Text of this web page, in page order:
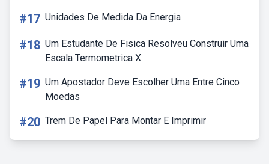
#17 Unidades De Medida Da Energia
#18 Um Estudante De Fisica Resolveu Construir Uma
Escala Termometrica X
#19 Um Apostador Deve Escolher Uma Entre Cinco
Moedas
#20 Trem De Papel Para Montar E Imprimir